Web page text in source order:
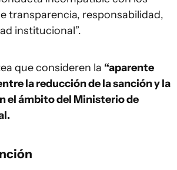
transparencia, responsabilidad,
institucional”.
que consideren la “aparente
la reducción de la sanción y la
el ámbito del Ministerio de